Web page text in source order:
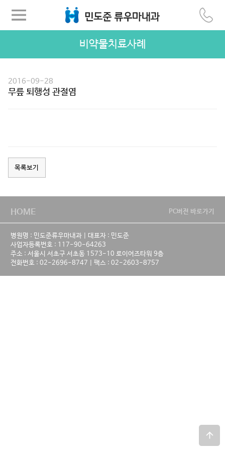
비약물치료사례
2016-09-28
무릎 퇴행성 관절염
목록보기
HOME PC버전 바로가기
병원명 : 민도준류우마내과 | 대표자 : 민도준
사업자등록번호 : 117-90-64263
주소 : 서울시 서초구 서초동 1573-10 로이어즈타워 9층
전화번호 : 02-2696-8747 | 팩스 : 02-2603-8757
